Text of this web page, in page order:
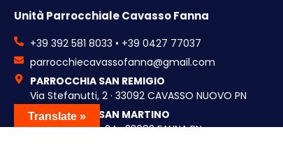
Unità Parrocchiale Cavasso Fanna
+39 392 581 8033 • +39 0427 77037
parrocchiecavassofanna@gmail.com
PARROCCHIA SAN REMIGIO
Via Stefanutti, 2 · 33092 CAVASSO NUOVO PN
PARROCCHIA SAN MARTINO
Via Montelieto, 24 · 33092 FANNA PN
Translate »